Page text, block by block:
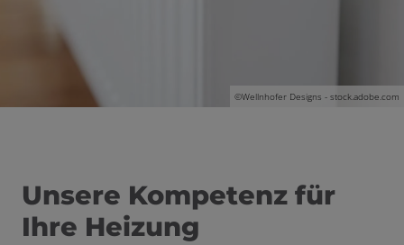
©Wellnhofer Designs - stock.adobe.com
Unsere Kompetenz für
Ihre Heizung